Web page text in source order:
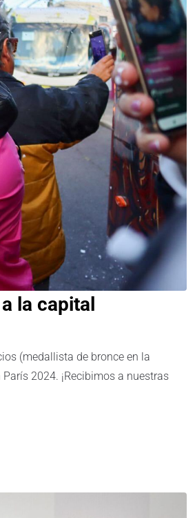
la capital
(medallista de bronce en la
2024. ¡Recibimos a nuestras